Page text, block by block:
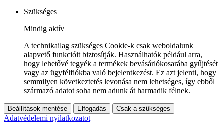
Szükséges
Mindig aktív
A technikailag szükséges Cookie-k csak weboldalunk
alapvető funkcióit biztosítják. Használhatók például arra,
hogy lehetővé tegyék a termékek bevásárlókosarába gyűjtését
vagy az ügyfélfiókba való bejelentkezést. Ez azt jelenti, hogy
semmilyen következtetés levonása nem lehetséges, így ebből
származó adatot soha nem adunk át harmadik félnek.
Beállítások mentése Elfogadás Csak a szükséges
Adatvédelemi nyilatkozatot